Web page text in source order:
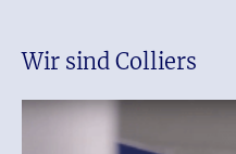
Wir sind Colliers